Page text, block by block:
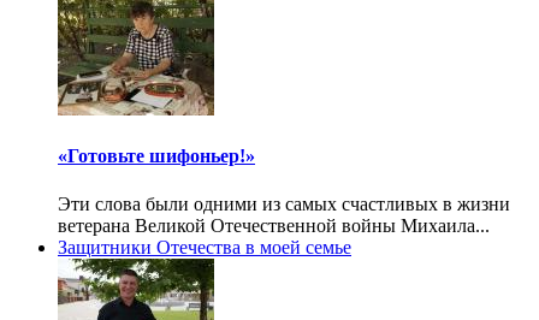
«Готовьте шифоньер!»
Эти слова были одними из самых счастливых в жизни
ветерана Великой Отечественной войны Михаила...
Защитники Отечества в моей семье